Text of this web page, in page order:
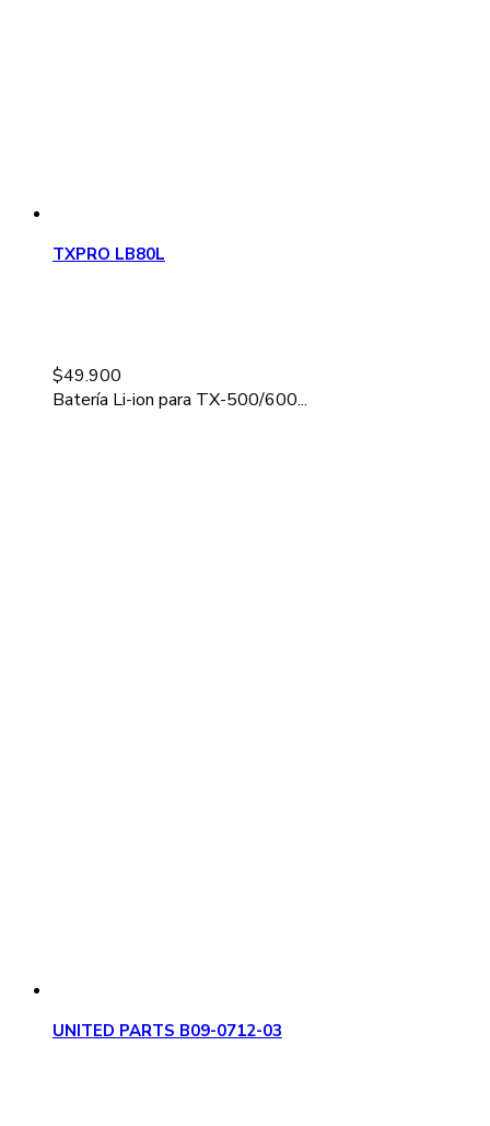
TXPRO LB80L
$49.900
Batería Li-ion para TX-500/600...
UNITED PARTS B09-0712-03